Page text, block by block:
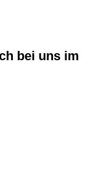
bei uns im